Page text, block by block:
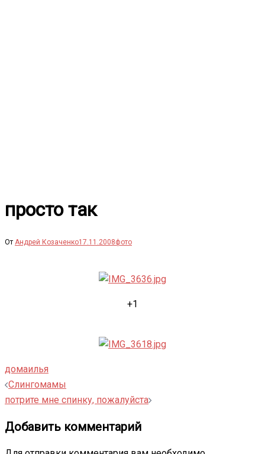
просто так
От Андрей Козаченко17.11.2008фото
+1
домаилья
Навигация
записи
Слингомамы
потрите мне спинку, пожалуйста
Добавить комментарий